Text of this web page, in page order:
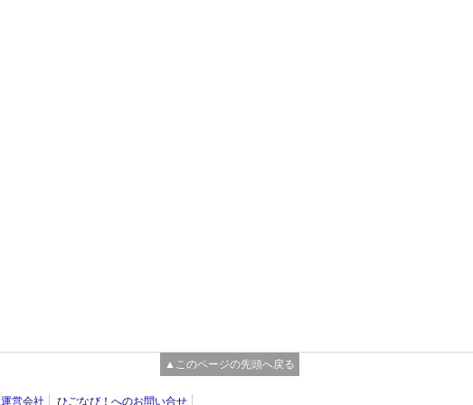
▲このページの先頭へ戻る
運営会社 ひごなび！へのお問い合せ